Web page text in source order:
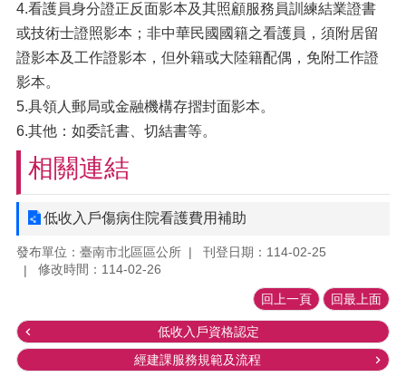
4.看護員身分證正反面影本及其照顧服務員訓練結業證書
或技術士證照影本；非中華民國國籍之看護員，須附居留
證影本及工作證影本，但外籍或大陸籍配偶，免附工作證
影本。
5.具領人郵局或金融機構存摺封面影本。
6.其他：如委託書、切結書等。
相關連結
低收入戶傷病住院看護費用補助
發布單位：臺南市北區區公所
刊登日期：114-02-25
修改時間：114-02-26
回上一頁 回最上面
低收入戶資格認定
經建課服務規範及流程